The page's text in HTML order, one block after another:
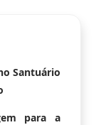
Santuário
para a